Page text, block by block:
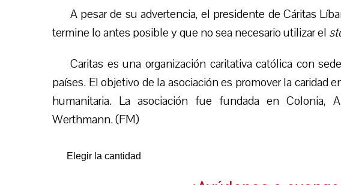
A pesar de su advertencia, el presidente de Cáritas
termine lo antes posible y que no sea necesario utilizar el
Caritas es una organización caritativa católica con
países. El objetivo de la asociación es promover la caridad
humanitaria. La asociación fue fundada en Colonia,
Werthmann. (FM)